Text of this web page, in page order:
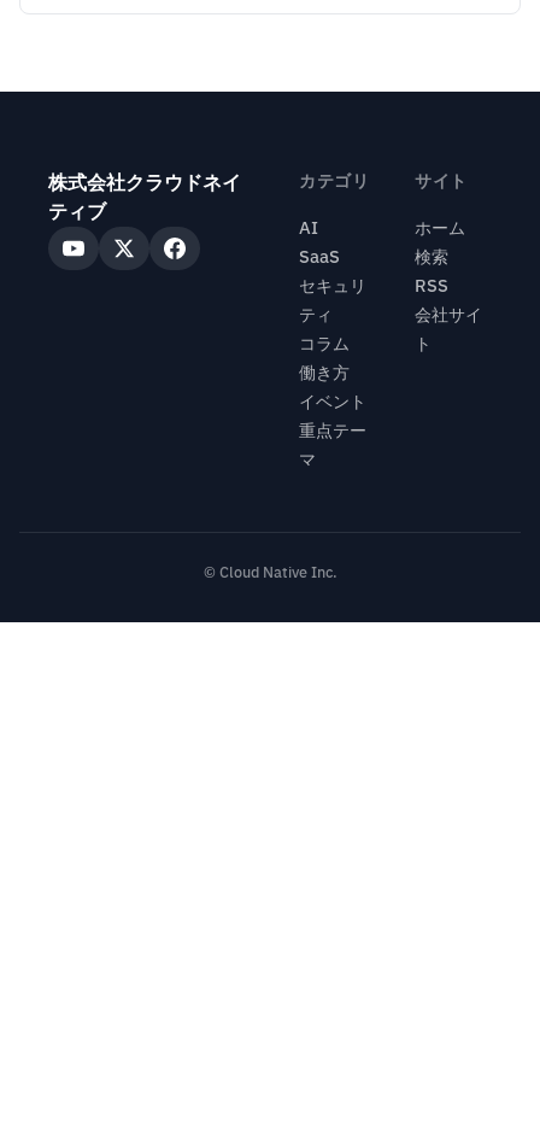
株式会社クラウドネイ
ティブ
カテゴリ
AI
SaaS
セキュリ
ティ
コラム
働き方
イベント
重点テー
マ
サイト
ホーム
検索
RSS
会社サイ
ト
© Cloud Native Inc.